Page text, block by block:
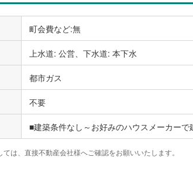
町会費など:無
上水道: 公営、下水道: 本下水
都市ガス
不要
■建築条件なし～お好みのハウスメーカーで
は、直接不動産会社様へご確認をお願いいたします。